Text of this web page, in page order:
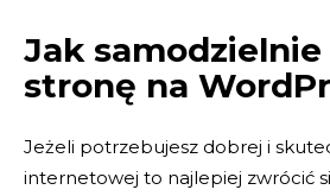
Jak samodzielnie
stronę na
Jeżeli potrzebujesz dobrej i
internetowej to najlepiej zwrócić